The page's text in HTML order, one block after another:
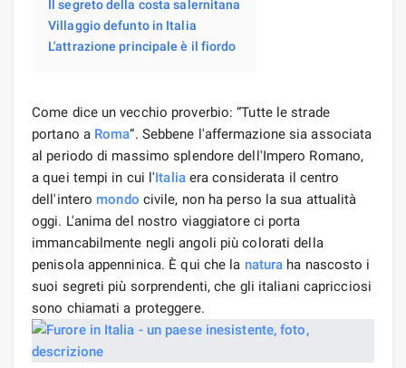
Il segreto della costa salernitana
Villaggio defunto in Italia
L'attrazione principale è il fiordo
Come dice un vecchio proverbio: “Tutte le strade
portano a Roma“. Sebbene l'affermazione sia associata
al periodo di massimo splendore dell'Impero Romano,
a quei tempi in cui l'Italiaera considerata il centro
dell'intero mondo civile, non ha perso la sua attualità
oggi. L'anima del nostro viaggiatore ci porta
immancabilmente negli angoli più colorati della
penisola appenninica. È qui che la natura ha nascosto i
suoi segreti più sorprendenti, che gli italiani capricciosi
sono chiamati a proteggere.